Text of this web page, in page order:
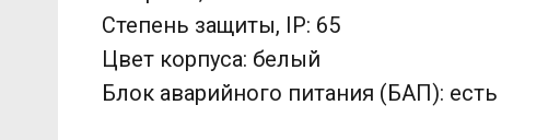
Степень защиты, IP: 65
Цвет корпуса: белый
Блок аварийного питания (БАП): есть